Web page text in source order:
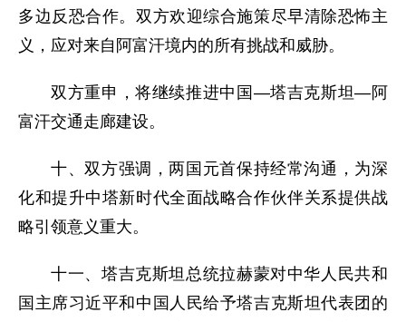
多边反恐合作。双方欢迎综合施策尽早清除恐怖主
义，应对来自阿富汗境内的所有挑战和威胁。
双方重申，将继续推进中国—塔吉克斯坦—阿
富汗交通走廊建设。
十、双方强调，两国元首保持经常沟通，为深
化和提升中塔新时代全面战略合作伙伴关系提供战
略引领意义重大。
十一、塔吉克斯坦总统拉赫蒙对中华人民共和
国主席习近平和中国人民给予塔吉克斯坦代表团的